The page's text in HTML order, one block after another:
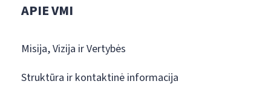
APIE VMI
Misija, Vizija ir Vertybės
Struktūra ir kontaktinė informacija